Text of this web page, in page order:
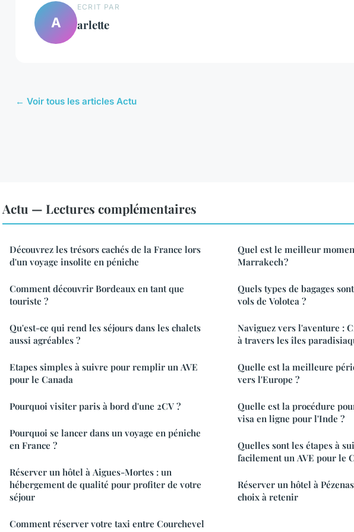
A
ECRIT PAR
arlette
← Voir tous les articles Actu
Actu — Lectures complémentaires
Découvrez les trésors cachés de la France lors
d'un voyage insolite en péniche
Comment découvrir Bordeaux en tant que
touriste ?
Qu'est-ce qui rend les séjours dans les chalets
aussi agréables ?
Etapes simples à suivre pour remplir un AVE
pour le Canada
Pourquoi visiter paris à bord d'une 2CV ?
Pourquoi se lancer dans un voyage en péniche
en France ?
Réserver un hôtel à Aigues-Mortes : un
hébergement de qualité pour profiter de votre
séjour
Comment réserver votre taxi entre Courchevel
Quel est le meilleur
Marrakech ?
Quels types de bagages
vols de Volotea ?
Naviguez vers l'aventure :
à travers les îles
Quelle est la meilleure
vers l'Europe ?
Quelle est la procédure
visa en ligne pour l'Inde ?
Quelles sont les étapes à
facilement un AVE pour le
Réserver un hôtel à
choix à retenir